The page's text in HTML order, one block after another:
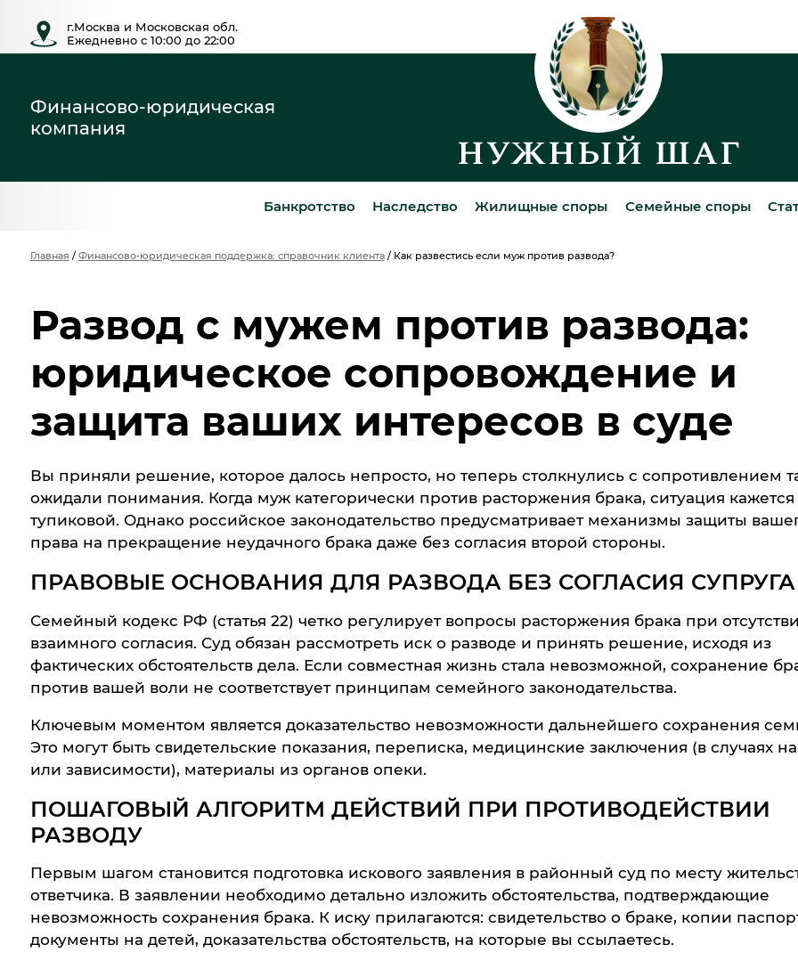
г.Москва и Московская обл.
Ежедневно с 10:00 до 22:00
Финансово-юридическая
компания
Банкротство Наследство Жилищные споры Семейные споры
Главная / Финансово-юридическая поддержка: справочник клиента/ Как развестись если муж против развода?
Развод с мужем против развода:
юридическое сопровождение и
защита ваших интересов в суде
Вы приняли решение, которое далось непросто, но теперь столкнулись с сопротивлением
ожидали понимания. Когда муж категорически против расторжения брака, ситуация кажется
тупиковой. Однако российское законодательство предусматривает механизмы защиты
права на прекращение неудачного брака даже без согласия второй стороны.
ПРАВОВЫЕ ОСНОВАНИЯ ДЛЯ РАЗВОДА БЕЗ СОГЛАСИЯ СУПРУГА
Семейный кодекс РФ (статья 22) четко регулирует вопросы расторжения брака при
взаимного согласия. Суд обязан рассмотреть иск о разводе и принять решение, исходя из
фактических обстоятельств дела. Если совместная жизнь стала невозможной, сохранение
против вашей воли не соответствует принципам семейного законодательства.
Ключевым моментом является доказательство невозможности дальнейшего сохранения
Это могут быть свидетельские показания, переписка, медицинские заключения (в случаях
или зависимости), материалы из органов опеки.
ПОШАГОВЫЙ АЛГОРИТМ ДЕЙСТВИЙ ПРИ ПРОТИВОДЕЙСТВИИ
РАЗВОДУ
Первым шагом становится подготовка искового заявления в районный суд по месту
ответчика. В заявлении необходимо детально изложить обстоятельства, подтверждающие
невозможность сохранения брака. К иску прилагаются: свидетельство о браке, копии
документы на детей, доказательства обстоятельств, на которые вы ссылаетесь.